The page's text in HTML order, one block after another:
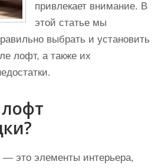
привлекает внимание. В
этой статье мы
выбрать и установить
лофт, а также их
— это элементы интерьера,